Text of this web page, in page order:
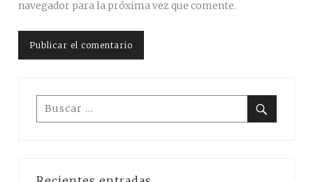
navegador para la próxima vez que comente.
Buscar: